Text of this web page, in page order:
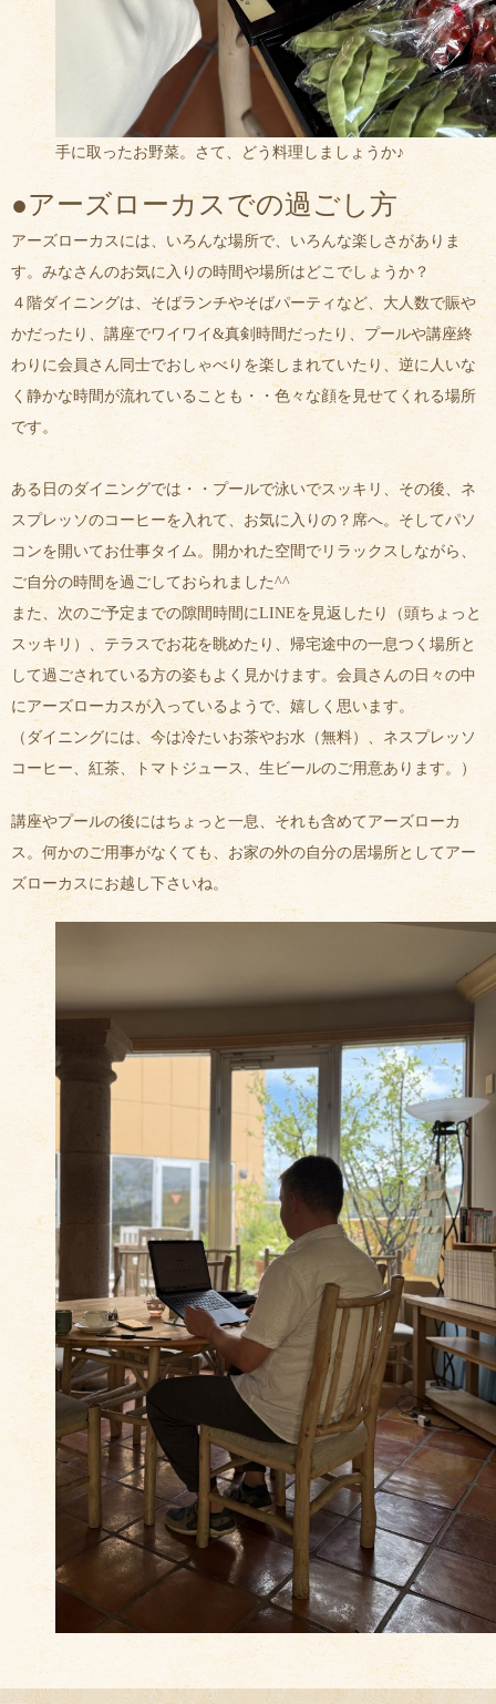
手に取ったお野菜。さて、どう料理しましょうか♪
●アーズローカスでの過ごし方
アーズローカスには、いろんな場所で、いろんな楽しさがありま
す。みなさんのお気に入りの時間や場所はどこでしょうか？
４階ダイニングは、そばランチやそばパーティなど、大人数で賑や
かだったり、講座でワイワイ&真剣時間だったり、プールや講座終
わりに会員さん同士でおしゃべりを楽しまれていたり、逆に人いな
く静かな時間が流れていることも・・色々な顔を見せてくれる場所
です。
ある日のダイニングでは・・プールで泳いでスッキリ、その後、ネ
スプレッソのコーヒーを入れて、お気に入りの？席へ。そしてパソ
コンを開いてお仕事タイム。開かれた空間でリラックスしながら、
ご自分の時間を過ごしておられました^^
また、次のご予定までの隙間時間にLINEを見返したり（頭ちょっと
スッキリ）、テラスでお花を眺めたり、帰宅途中の一息つく場所と
して過ごされている方の姿もよく見かけます。会員さんの日々の中
にアーズローカスが入っているようで、嬉しく思います。
（ダイニングには、今は冷たいお茶やお水（無料）、ネスプレッソ
コーヒー、紅茶、トマトジュース、生ビールのご用意あります。）
講座やプールの後にはちょっと一息、それも含めてアーズローカ
ス。何かのご用事がなくても、お家の外の自分の居場所としてアー
ズローカスにお越し下さいね。